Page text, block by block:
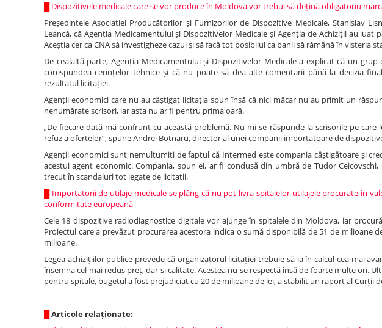
Dispozitivele medicale care se vor produce în Moldova vor trebui să dețină obligatoriu
Președintele Asociației Producătorilor și Furnizorilor de Dispozitive Medicale, Stanislav
Leancă, că Agenția Medicamentului și Dispozitivelor Medicale și Agenția de Achiziții au
Aceștia cer ca CNA să investigheze cazul și să facă tot posibilul ca banii să rămână în visteria
De cealaltă parte, Agenția Medicamentului și Dispozitivelor Medicale a explicat că un
corespundea cerințelor tehnice și că nu poate să dea alte comentarii până la decizia
rezultatul licitației.
Agenții economici care nu au câștigat licitația spun însă că nici măcar nu au primit un
nenumărate scrisori, iar asta nu ar fi pentru prima oară.
„De fiecare dată mă confrunt cu această problemă. Nu mi se răspunde la scrisorile pe
refuz a ofertelor”, spune Andrei Botnaru, director al unei companii importatoare de
Agenții economici sunt nemulțumiți de faptul că Intermed este compania câștigătoare și
acestui agent economic. Compania, spun ei, ar fi condusă din umbră de Tudor
trecut în scandaluri tot legate de licitații.
Importatorii de utilaje medicale se plâng că nu pot livra spitalelor utilajele procurate în
conformitate europeană
Cele 18 dispozitive radiodiagnostice digitale vor ajunge în spitalele din Moldova, iar
Proiectul care a prevăzut procurarea acestora indica o sumă disponibilă de 51 de milioane
milioane.
Legea achizițiilor publice prevede că organizatorul licitației trebuie să ia în calcul cea mai
însemna cel mai redus preț, dar și calitate. Acestea nu se respectă însă de foarte multe ori.
pentru spitale, bugetul a fost prejudiciat cu 20 de milioane de lei, a stabilit un raport al Curții
Articole relaționate: